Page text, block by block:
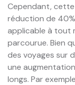
Cependant,
réduction de
applicable à tout
parcourue. Bien
des voyages sur
une
longs. Par